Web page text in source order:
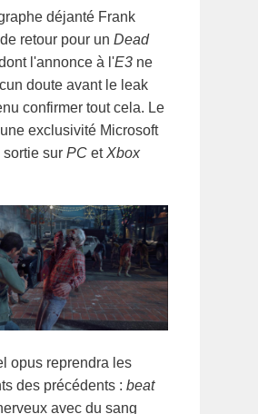
déjanté Frank
retour pour un Dead
l'annonce à l'E3 ne
doute avant le leak
confirmer tout cela. Le
exclusivité Microsoft
sur PC etXbox
opus reprendra les
des précédents : beat
avec du sang